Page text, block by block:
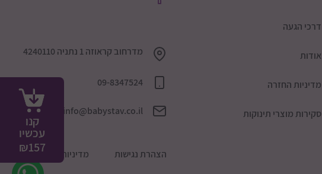
קנו
עכשיו
₪157
דרכי הגעה
אודות
מדיניות החזרה
סקירות מוצרי תינוקות
מדרחוב קראוזה 1 נתניה 4240110
09-8347524
info@babystav.co.il
הצהרת נגישות מדיניות הפרטיות